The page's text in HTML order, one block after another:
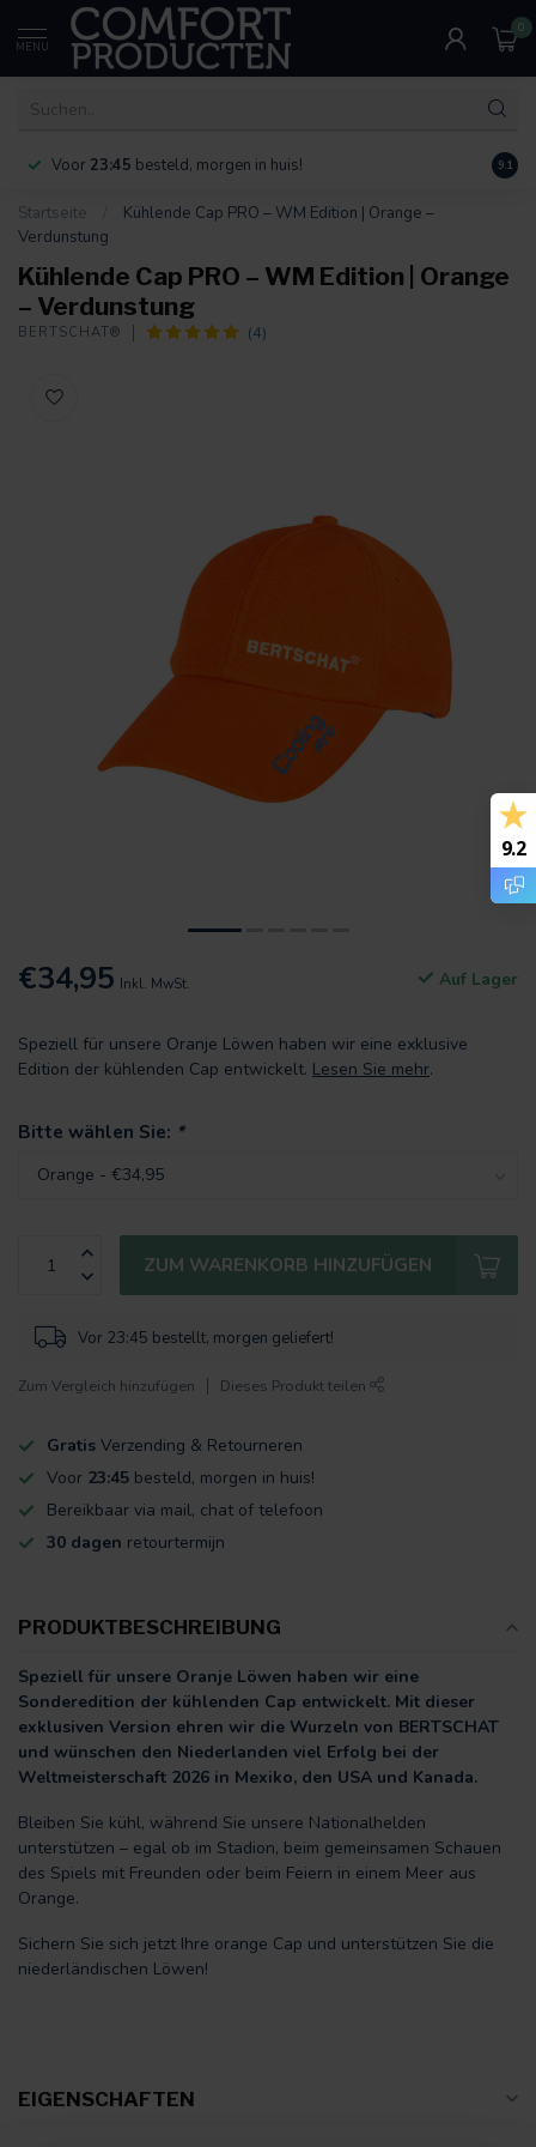
MENU
0
Voor 23:45 besteld, morgen in huis! 9.1
Startseite
Kühlende Cap PRO – WM Edition | Orange –
Verdunstung
Kühlende Cap PRO – WM Edition | Orange
– Verdunstung
BERTSCHAT® (4)
€34,95 Inkl. MwSt. Auf Lager
Speziell für unsere Oranje Löwen haben wir eine exklusive
Edition der kühlenden Cap entwickelt. Lesen Sie mehr.
Bitte wählen Sie: *
ZUM WARENKORB HINZUFÜGEN
Vor 23:45 bestellt, morgen geliefert!
Zum Vergleich hinzufügen Dieses Produkt teilen
Gratis Verzending & Retourneren
Voor 23:45 besteld, morgen in huis!
Bereikbaar via mail, chat of telefoon
30 dagen retourtermijn
PRODUKTBESCHREIBUNG
Speziell für unsere Oranje Löwen haben wir eine
Sonderedition der kühlenden Cap entwickelt. Mit dieser
exklusiven Version ehren wir die Wurzeln von BERTSCHAT
und wünschen den Niederlanden viel Erfolg bei der
Weltmeisterschaft 2026 in Mexiko, den USA und Kanada.
Bleiben Sie kühl, während Sie unsere Nationalhelden
unterstützen – egal ob im Stadion, beim gemeinsamen Schauen
des Spiels mit Freunden oder beim Feiern in einem Meer aus
Orange.
Sichern Sie sich jetzt Ihre orange Cap und unterstützen Sie die
niederländischen Löwen!
EIGENSCHAFTEN
9.2